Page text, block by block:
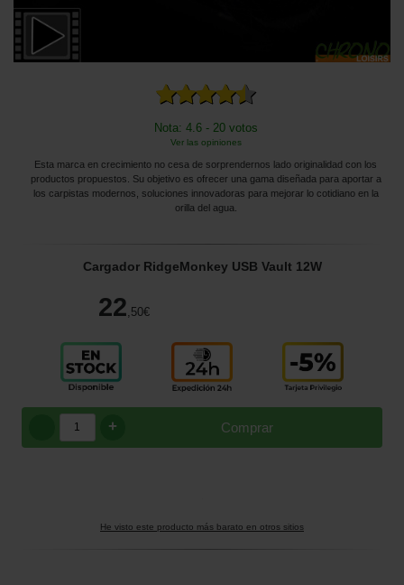
Nota: 4.6 - 20 votos
Ver las opiniones
Esta marca en crecimiento no cesa de sorprendernos lado originalidad con los
productos propuestos. Su objetivo es ofrecer una gama diseñada para aportar a
los carpistas modernos, soluciones innovadoras para mejorar lo cotidiano en la
orilla del agua.
Cargador RidgeMonkey USB Vault 12W
22,50€
Comprar
+
He visto este producto más barato en otros sitios